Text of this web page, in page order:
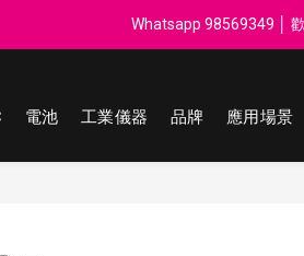
登記會員享每$50回贈$1 │ 滿HK$899
Whatsapp 98569349 │
登記會員享每$50回贈$1 │ 滿HK$899
電池 工業儀器 品牌 應用場景